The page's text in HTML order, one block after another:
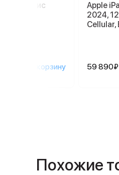
сервис
в корзину
Apple
2024,
Cellular,
59 890₽
Похожие